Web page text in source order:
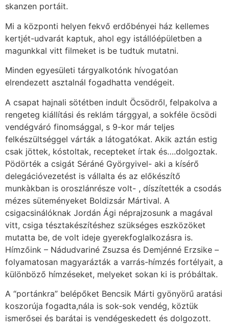
skanzen portáit.
Mi a központi helyen fekvő erdőbényei ház kellemes
kertjét-udvarát kaptuk, ahol egy istállóépületben a
magunkkal vitt filmeket is be tudtuk mutatni.
Minden egyesületi tárgyalkotónk hívogatóan
elrendezett asztalnál fogadhatta vendégeit.
A csapat hajnali sötétben indult Öcsödről, felpakolva a
rengeteg kiállítási és reklám tárggyal, a sokféle öcsödi
vendégváró finomsággal, s 9-kor már teljes
felkészültséggel várták a látogatókat. Akik aztán estig
csak jöttek, kóstoltak, recepteket írtak és….dolgoztak.
Pödörték a csigát Séráné Györgyivel- aki a kísérő
delegációvezetést is vállalta és az előkészítő
munkàkban is oroszlánrésze volt- , díszítették a csodás
mézes süteményeket Boldizsár Mártival. A
csigacsinálóknak Jordán Ági néprajzosunk a magával
vitt, csiga tésztakészítéshez szükséges eszközöket
mutatta be, de volt ideje gyerekfoglalkozásra is.
Hímzőink – Nádudvariné Zsuzsa és Demjénné Erzsike –
folyamatosan magyarázták a varrás-hímzés fortélyait, a
különböző hímzéseket, melyeket sokan ki is próbáltak.
A “portánkra” belépőket Bencsik Márti gyönyörű aratási
koszorúja fogadta,nála is sok-sok vendég, köztük
ismerősei és barátai is vendégeskedett és dolgozott.